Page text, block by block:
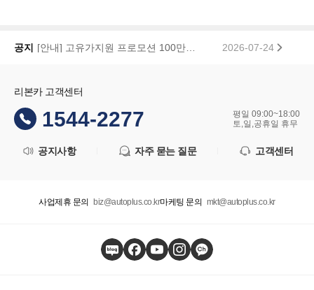
공지 2026-07-24
리본카 고객센터
1544-2277
평일 09:00~18:00
토,일,공휴일 휴무
공지사항 자주 묻는 질문 고객센터
사업제휴 문의 biz@autoplus.co.kr마케팅 문의 mkt@autoplus.co.kr